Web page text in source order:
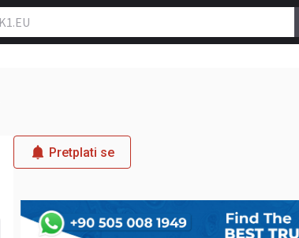
Pretplati se